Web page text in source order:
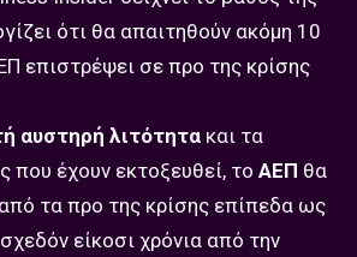
ότι θα απαιτηθούν ακόμη 10
επιστρέψει σε προ της κρίσης
αυστηρή λιτότητα και τα
που έχουν εκτοξευθεί, το ΑΕΠ θα
τα προ της κρίσης επίπεδα ως
είκοσι χρόνια από την